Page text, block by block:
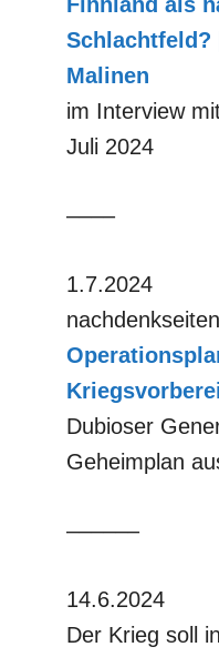
Schlachtfeld?
Malinen
im Interview
Juli 2024
––––
1.7.2024
nachdenkseiten
Dubioser
Geheimplan
––––––
14.6.2024
Der Krieg soll